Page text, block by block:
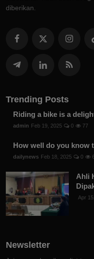
diberikan.
Trending Posts
Riding a bike is a
admin Feb 19, 2025 0 77
How well do you know
dailynews Feb 18, 2025 0
Ahli
Apr
Newsletter